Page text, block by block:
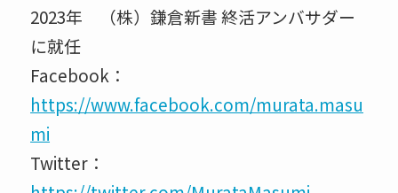
2023年 （株）鎌倉新書 終活アンバサダー
に就任
Facebook：
https://www.facebook.com/murata.masu
mi
Twitter：